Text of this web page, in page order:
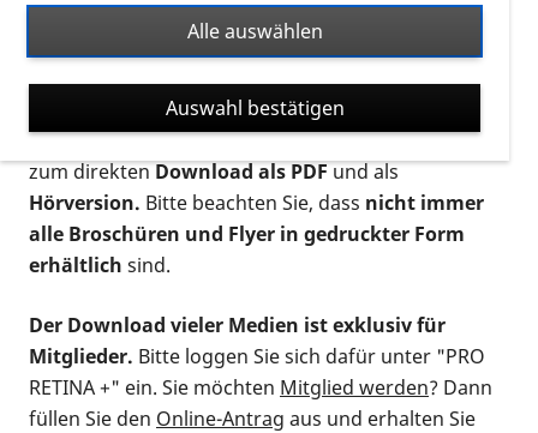
Ort. Nutzen Sie den Formatfilter, um ausschließlich
nach Flyern und Broschüren, Audios oder Videos zu
suchen. Die meisten Flyer und Broschüren werden in
verschiedenen Formaten angeboten: zur
postalischen Bestellung als gedruckte Variante
zum direktenDownload als PDFund als
Hörversion. Bitte beachten Sie, dass nicht immer
alle Broschüren und Flyer in gedruckter Form
erhältlich sind.
Der Download vieler Medien ist exklusiv für
Mitglieder. Bitte loggen Sie sich dafür unter "PRO
RETINA +" ein. Sie möchten Mitglied werden? Dann
füllen Sie den Online-Antrag aus und erhalten Sie
Alle auswählen
Auswahl bestätigen